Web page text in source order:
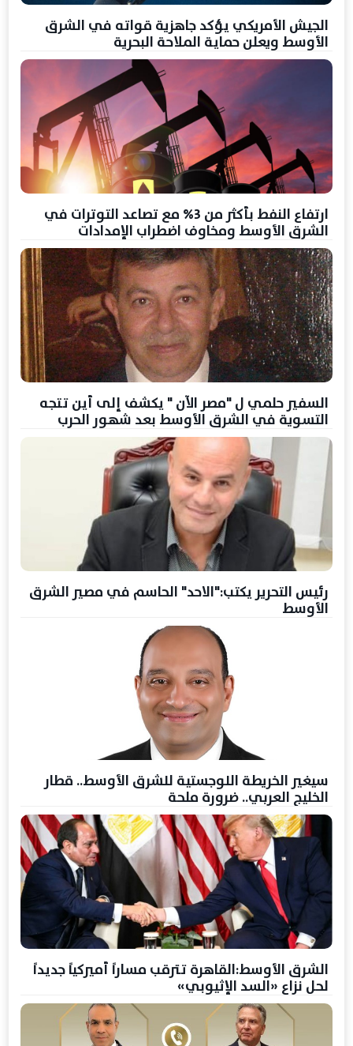
الجيش الأمريكي يؤكد جاهزية قواته في الشرق
الأوسط ويعلن حماية الملاحة البحرية
ارتفاع النفط بأكثر من 3% مع تصاعد التوترات في
الشرق الأوسط ومخاوف اضطراب الإمدادات
السفير حلمي ل "مصر الآن " يكشف إلى أين تتجه
التسوية في الشرق الأوسط بعد شهور الحرب
رئيس التحرير يكتب:"الاحد" الحاسم في مصير الشرق
الأوسط
سيغير الخريطة اللوجستية للشرق الأوسط.. قطار
الخليج العربي.. ضرورة ملحة
الشرق الأوسط:القاهرة تترقب مساراً أميركياً جديداً
لحل نزاع «السد الإثيوبي»